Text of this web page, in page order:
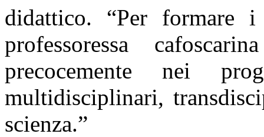
didattico. “Per formare
professoressa
precocemente nei
multidisciplinari,
scienza.”